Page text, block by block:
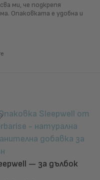
ми, че подкрепя
Опаковката е удобна и
— за дълбок